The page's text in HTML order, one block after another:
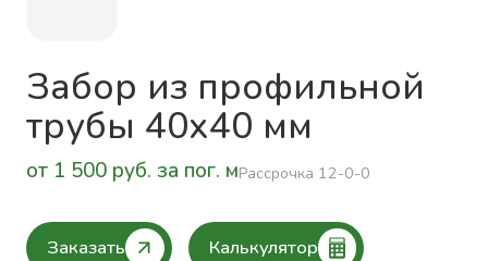
Забор из профильной
трубы 40х40 мм
от 1 500 руб. за пог. мРассрочка 12-0-0
Заказать Калькулятор